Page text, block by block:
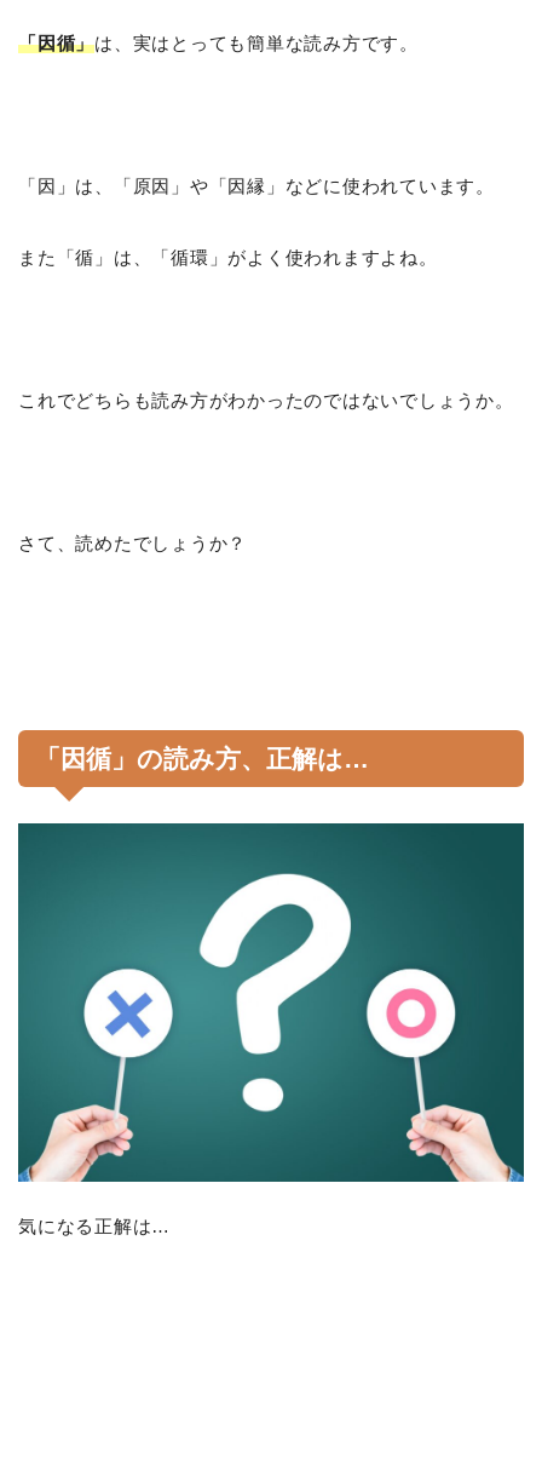
「因循」は、実はとっても簡単な読み方です。
「因」は、「原因」や「因縁」などに使われています。
また「循」は、「循環」がよく使われますよね。
これでどちらも読み方がわかったのではないでしょうか。
さて、読めたでしょうか？
「因循」の読み方、正解は…
気になる正解は…